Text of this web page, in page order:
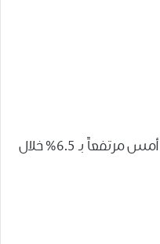
و أقفل سهم بلاك بيري التداولات أمس مرتفعاً بـ 6.5% خلال